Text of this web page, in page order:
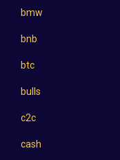
bmw
bnb
btc
bulls
c2c
cash